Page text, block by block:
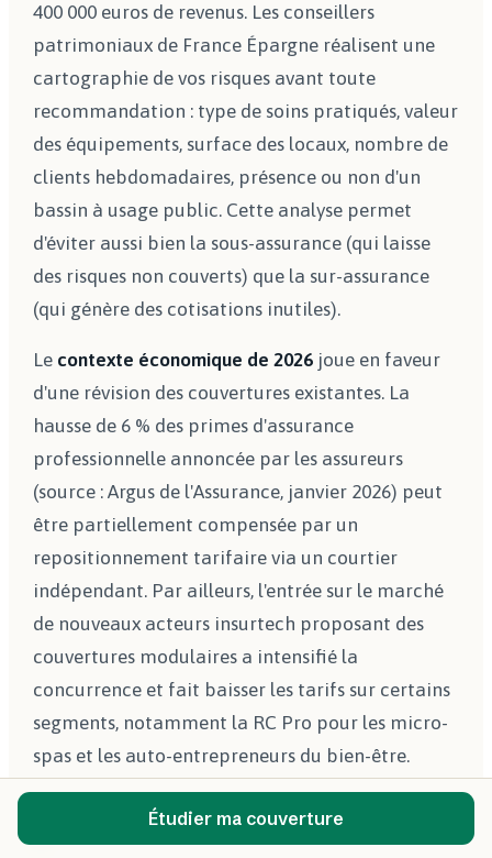
400 000 euros de revenus. Les conseillers
patrimoniaux de France Épargne réalisent une
cartographie de vos risques avant toute
recommandation : type de soins pratiqués, valeur
des équipements, surface des locaux, nombre de
clients hebdomadaires, présence ou non d'un
bassin à usage public. Cette analyse permet
d'éviter aussi bien la sous-assurance (qui laisse
des risques non couverts) que la sur-assurance
(qui génère des cotisations inutiles).
Le contexte économique de 2026 joue en faveur
d'une révision des couvertures existantes. La
hausse de 6 % des primes d'assurance
professionnelle annoncée par les assureurs
(source : Argus de l'Assurance, janvier 2026) peut
être partiellement compensée par un
repositionnement tarifaire via un courtier
indépendant. Par ailleurs, l'entrée sur le marché
de nouveaux acteurs insurtech proposant des
couvertures modulaires a intensifié la
concurrence et fait baisser les tarifs sur certains
segments, notamment la RC Pro pour les micro-
spas et les auto-entrepreneurs du bien-être.
Étudier ma couverture